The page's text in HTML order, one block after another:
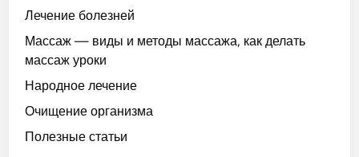
Лечение болезней
Массаж — виды и методы массажа, как делать
массаж уроки
Народное лечение
Очищение организма
Полезные статьи